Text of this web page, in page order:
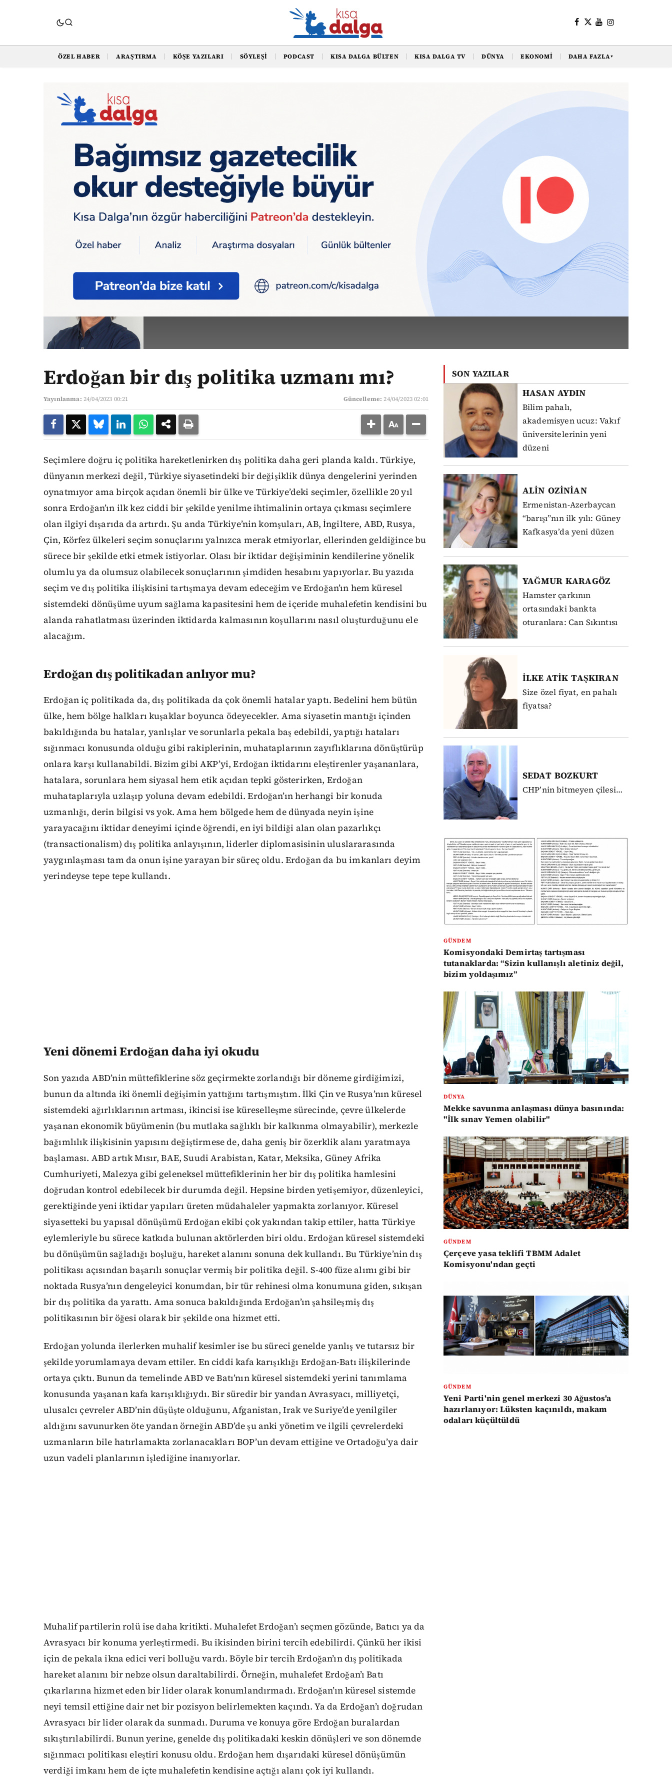
ÖZEL HABER ARAŞTIRMA KÖŞE YAZILARI SÖYLEŞI PODCAST KISA DALGA BÜLTEN KISA DALGA TV DÜNYA EKONOMI DAHA FAZLA▼
İLHAN UZGEL
Erdoğan bir dış politika uzmanı mı?
Yayınlanma: 24/04/2023 00:21 Güncelleme: 24/04/2023 02:01
Seçimlere doğru iç politika hareketlenirken dış politika daha geri planda kaldı. Türkiye,
dünyanın merkezi değil, Türkiye siyasetindeki bir değişiklik dünya dengelerini yerinden
oynatmıyor ama birçok açıdan önemli bir ülke ve Türkiye’deki seçimler, özellikle 20 yıl
sonra Erdoğan’ın ilk kez ciddi bir şekilde yenilme ihtimalinin ortaya çıkması seçimlere
olan ilgiyi dışarıda da artırdı. Şu anda Türkiye’nin komşuları, AB, İngiltere, ABD, Rusya,
Çin, Körfez ülkeleri seçim sonuçlarını yalnızca merak etmiyorlar, ellerinden geldiğince bu
sürece bir şekilde etki etmek istiyorlar. Olası bir iktidar değişiminin kendilerine yönelik
olumlu ya da olumsuz olabilecek sonuçlarının şimdiden hesabını yapıyorlar. Bu yazıda
seçim ve dış politika ilişkisini tartışmaya devam edeceğim ve Erdoğan’ın hem küresel
sistemdeki dönüşüme uyum sağlama kapasitesini hem de içeride muhalefetin kendisini bu
alanda rahatlatması üzerinden iktidarda kalmasının koşullarını nasıl oluşturduğunu ele
alacağım.
Erdoğan dış politikadan anlıyor mu?
Erdoğan iç politikada da, dış politikada da çok önemli hatalar yaptı. Bedelini hem bütün
ülke, hem bölge halkları kuşaklar boyunca ödeyecekler. Ama siyasetin mantığı içinden
bakıldığında bu hatalar, yanlışlar ve sorunlarla pekala baş edebildi, yaptığı hataları
sığınmacı konusunda olduğu gibi rakiplerinin, muhataplarının zayıflıklarına dönüştürüp
onlara karşı kullanabildi. Bizim gibi AKP’yi, Erdoğan iktidarını eleştirenler yaşananlara,
hatalara, sorunlara hem siyasal hem etik açıdan tepki gösterirken, Erdoğan
muhataplarıyla uzlaşıp yoluna devam edebildi. Erdoğan’ın herhangi bir konuda
uzmanlığı, derin bilgisi vs yok. Ama hem bölgede hem de dünyada neyin işine
yarayacağını iktidar deneyimi içinde öğrendi, en iyi bildiği alan olan pazarlıkçı
(transactionalism) dış politika anlayışının, liderler diplomasisinin uluslararasında
yaygınlaşması tam da onun işine yarayan bir süreç oldu. Erdoğan da bu imkanları deyim
yerindeyse tepe tepe kullandı.
Yeni dönemi Erdoğan daha iyi okudu
Son yazıda ABD’nin müttefiklerine söz geçirmekte zorlandığı bir döneme girdiğimizi,
bunun da altında iki önemli değişimin yattığını tartışmıştım. İlki Çin ve Rusya’nın küresel
sistemdeki ağırlıklarının artması, ikincisi ise küreselleşme sürecinde, çevre ülkelerde
yaşanan ekonomik büyümenin (bu mutlaka sağlıklı bir kalkınma olmayabilir), merkezle
bağımlılık ilişkisinin yapısını değiştirmese de, daha geniş bir özerklik alanı yaratmaya
başlaması. ABD artık Mısır, BAE, Suudi Arabistan, Katar, Meksika, Güney Afrika
Cumhuriyeti, Malezya gibi geleneksel müttefiklerinin her bir dış politika hamlesini
doğrudan kontrol edebilecek bir durumda değil. Hepsine birden yetişemiyor, düzenleyici,
gerektiğinde yeni iktidar yapıları üreten müdahaleler yapmakta zorlanıyor. Küresel
siyasetteki bu yapısal dönüşümü Erdoğan ekibi çok yakından takip ettiler, hatta Türkiye
eylemleriyle bu sürece katkıda bulunan aktörlerden biri oldu. Erdoğan küresel sistemdeki
bu dönüşümün sağladığı boşluğu, hareket alanını sonuna dek kullandı. Bu Türkiye’nin dış
politikası açısından başarılı sonuçlar vermiş bir politika değil. S-400 füze alımı gibi bir
noktada Rusya’nın dengeleyici konumdan, bir tür rehinesi olma konumuna giden, sıkışan
bir dış politika da yarattı. Ama sonuca bakıldığında Erdoğan’ın şahsileşmiş dış
politikasının bir öğesi olarak bir şekilde ona hizmet etti.
Erdoğan yolunda ilerlerken muhalif kesimler ise bu süreci genelde yanlış ve tutarsız bir
şekilde yorumlamaya devam ettiler. En ciddi kafa karışıklığı Erdoğan-Batı ilişkilerinde
ortaya çıktı. Bunun da temelinde ABD ve Batı’nın küresel sistemdeki yerini tanımlama
konusunda yaşanan kafa karışıklığıydı. Bir süredir bir yandan Avrasyacı, milliyetçi,
ulusalcı çevreler ABD’nin düşüşte olduğunu, Afganistan, Irak ve Suriye’de yenilgiler
aldığını savunurken öte yandan örneğin ABD’de şu anki yönetim ve ilgili çevrelerdeki
uzmanların bile hatırlamakta zorlanacakları BOP’un devam ettiğine ve Ortadoğu’ya dair
uzun vadeli planlarının işlediğine inanıyorlar.
Muhalif partilerin rolü ise daha kritikti. Muhalefet Erdoğan’ı seçmen gözünde, Batıcı ya da
Avrasyacı bir konuma yerleştirmedi. Bu ikisinden birini tercih edebilirdi. Çünkü her ikisi
için de pekala ikna edici veri bolluğu vardı. Böyle bir tercih Erdoğan’ın dış politikada
hareket alanını bir nebze olsun daraltabilirdi. Örneğin, muhalefet Erdoğan’ı Batı
çıkarlarına hizmet eden bir lider olarak konumlandırmadı. Erdoğan’ın küresel sistemde
neyi temsil ettiğine dair net bir pozisyon belirlemekten kaçındı. Ya da Erdoğan’ı doğrudan
Avrasyacı bir lider olarak da sunmadı. Duruma ve konuya göre Erdoğan buralardan
sıkıştırılabilirdi. Bunun yerine, genelde dış politikadaki keskin dönüşleri ve son dönemde
sığınmacı politikası eleştiri konusu oldu. Erdoğan hem dışarıdaki küresel dönüşümün
verdiği imkanı hem de içte muhalefetin kendisine açtığı alanı çok iyi kullandı.
SON YAZILAR
HASAN AYDIN
Bilim pahalı,
akademisyen ucuz: Vakıf
üniversitelerinin yeni
düzeni
ALİN OZİNİAN
Ermenistan-Azerbaycan
“barışı”nın ilk yılı: Güney
Kafkasya’da yeni düzen
YAĞMUR KARAGÖZ
Hamster çarkının
ortasındaki bankta
oturanlara: Can Sıkıntısı
İLKE ATİK TAŞKIRAN
Size özel fiyat, en pahalı
fiyatsa?
SEDAT BOZKURT
CHP’nin bitmeyen çilesi…
GÜNDEM
Komisyondaki Demirtaş tartışması
tutanaklarda: “Sizin kullanışlı aletiniz değil,
bizim yoldaşımız”
DÜNYA
Mekke savunma anlaşması dünya basınında:
"İlk sınav Yemen olabilir"
GÜNDEM
Çerçeve yasa teklifi TBMM Adalet
Komisyonu'ndan geçti
GÜNDEM
Yeni Parti'nin genel merkezi 30 Ağustos'a
hazırlanıyor: Lüksten kaçınıldı, makam
odaları küçültüldü